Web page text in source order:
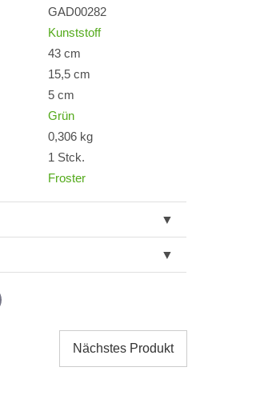
GAD00282
Kunststoff
43 cm
15,5 cm
5 cm
Grün
0,306 kg
1 Stck.
Froster
Nächstes Produkt